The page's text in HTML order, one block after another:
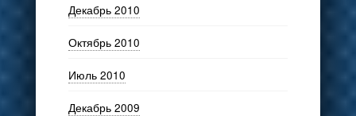
Декабрь 2010
Октябрь 2010
Июль 2010
Декабрь 2009